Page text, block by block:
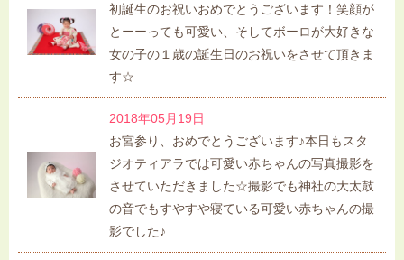
初誕生のお祝いおめでとうございます！笑顔が
とーーっても可愛い、そしてボーロが大好きな
女の子の１歳の誕生日のお祝いをさせて頂きま
す☆
2018年05月19日
お宮参り、おめでとうございます♪本日もスタ
ジオティアラでは可愛い赤ちゃんの写真撮影を
させていただきました☆撮影でも神社の大太鼓
の音でもすやすや寝ている可愛い赤ちゃんの撮
影でした♪